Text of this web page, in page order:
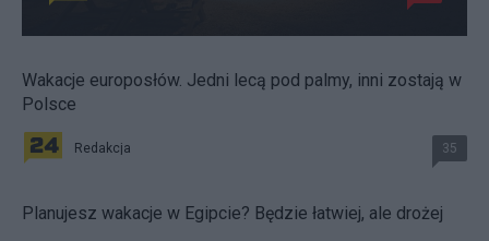
Wakacje europosłów. Jedni lecą pod palmy, inni zostają w
Polsce
Redakcja 35
Planujesz wakacje w Egipcie? Będzie łatwiej, ale drożej